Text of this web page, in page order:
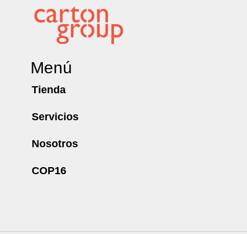
Menú
Tienda
Servicios
Nosotros
COP16